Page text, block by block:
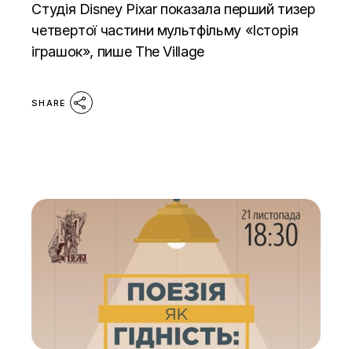
Студія Disney Pixar показала перший тизер
четвертої частини мультфільму «Історія
іграшок», пише The Village
SHARE